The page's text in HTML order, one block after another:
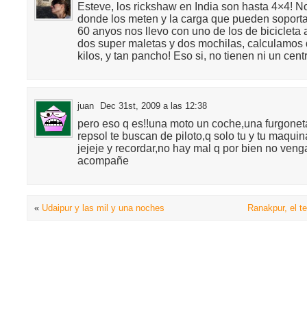
Esteve, los rickshaw en India son hasta 4×4!
donde los meten y la carga que pueden
60 anyos nos llevo con uno de los de bicicleta
dos super maletas y dos mochilas, calculamos
kilos, y tan pancho! Eso si, no tienen ni un
juan Dec 31st, 2009 a las 12:38
pero eso q es!!una moto un coche,una
repsol te buscan de piloto,q solo tu y tu
jejeje y recordar,no hay mal q por bien no
acompañe
« Udaipur y las mil y una noches Ranakpur, el